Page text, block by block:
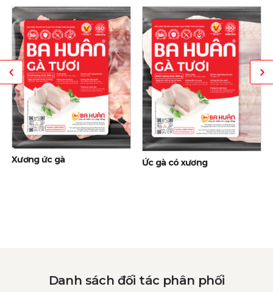
Xương ức gà Ức gà có xương
Danh sách đối tác phân phối